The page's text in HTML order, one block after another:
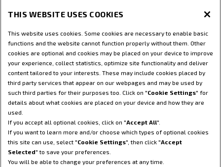
STEYR WORLD
Gebruiksvoorwaarden Privacybeleid
Impressum
Cookie Settings
Telematica-Einstellungen
Telematica privacyverklaring
© 2025 CNH America LLC. Alle rechten voorbehouden. Steyr en CNH
Capital zijn gedeponeerde handelsmerken van CNH America LLC en
al haar gelieerde ondernemingen.
THIS WEBSITE USES COOKIES
This website uses cookies. Some cookies are necessary to enable basic
functions and the website cannot function properly without them. Other
cookies are optional and cookies may be placed on your device to improve
your experience, collect statistics, optimize site functionality and deliver
content tailored to your interests. These may include cookies placed by
third party services that appear on our webpages and may be used by
such third parties for their purposes too. Click on "Cookie Settings" for
details about what cookies are placed on your device and how they are
used.
If you accept all optional cookies, click on "Accept All".
If you want to learn more and/or choose which types of optional cookies
this site can use, select "Cookie Settings", then click "Accept
Selected" to save your preferences.
You will be able to change your preferences at any time.